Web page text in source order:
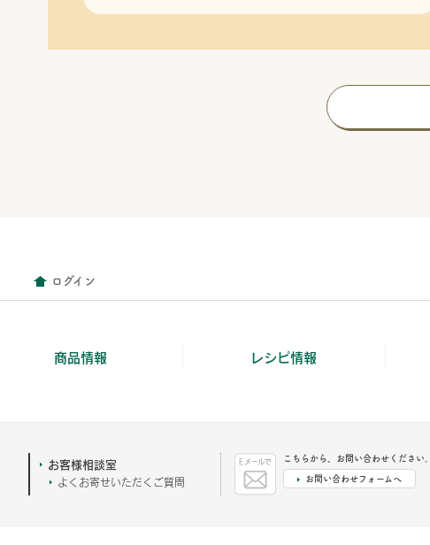
ログイン
商品情報 レシピ情報
お客様相談室
よくお寄せいただくご質問
こちらから、お問い合わせください。
お問い合わせフォームへ